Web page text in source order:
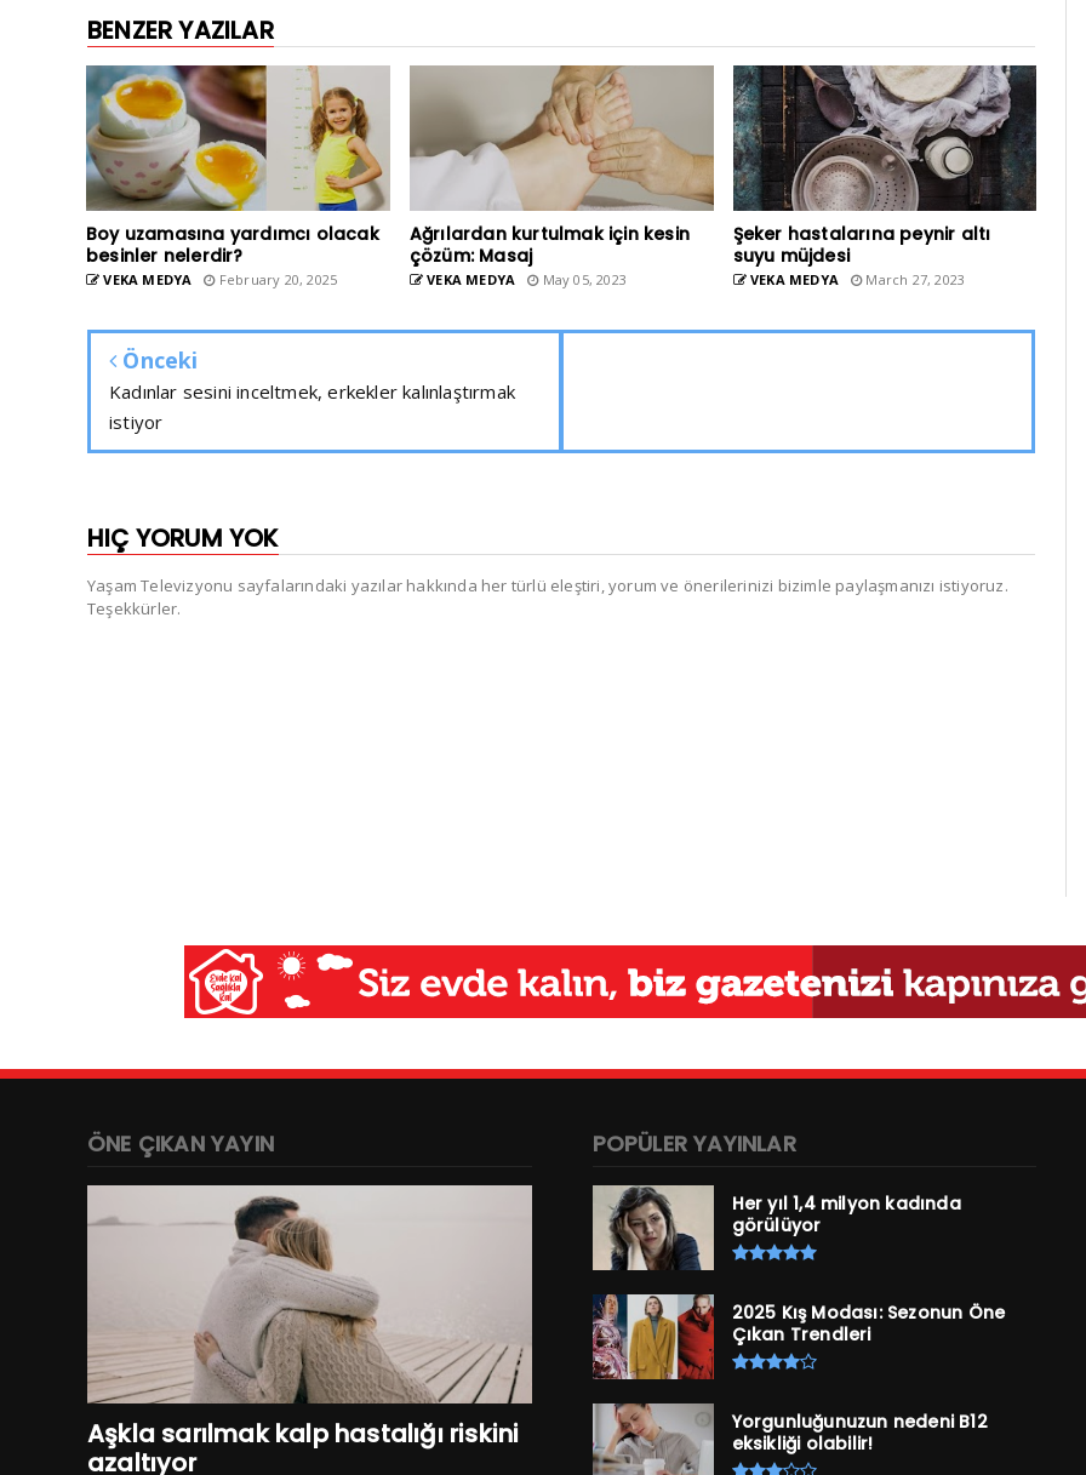
BENZER YAZILAR
Boy uzamasına yardımcı olacak
besinler nelerdir?
VEKA MEDYA February 20, 2025
Ağrılardan kurtulmak için kesin
çözüm: Masaj
VEKA MEDYA May 05, 2023
Şeker hastalarına peynir altı
suyu müjdesi
VEKA MEDYA March 27, 2023
Önceki
Kadınlar sesini inceltmek, erkekler kalınlaştırmak
istiyor
HIÇ YORUM YOK
Yaşam Televizyonu sayfalarındaki yazılar hakkında her türlü eleştiri, yorum ve önerilerinizi bizimle paylaşmanızı istiyoruz.
Teşekkürler.
ÖNE ÇIKAN YAYIN
Aşkla sarılmak kalp hastalığı riskini
azaltıyor
POPÜLER YAYINLAR
Her yıl 1,4 milyon kadında
görülüyor
2025 Kış Modası: Sezonun Öne
Çıkan Trendleri
Yorgunluğunuzun nedeni B12
eksikliği olabilir!